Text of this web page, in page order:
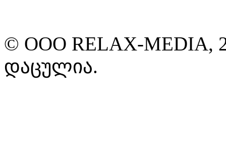
© ООО RELAX-MEDIA,
დაცულია.